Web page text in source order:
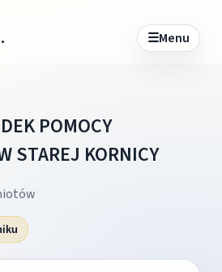
☰Menu
POMOCY
STAREJ KORNICY